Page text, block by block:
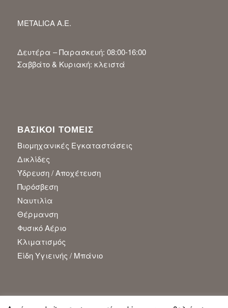
METALICA A.E.
Δευτέρα – Παρασκευή: 08:00-16:00
Σαββάτο & Κυριακή: κλειστά
ΒΑΣΙΚΟΙ ΤΟΜΕΙΣ
Βιομηχανικές Εγκαταστάσεις
Δικλίδες
Ύδρευση / Αποχέτευση
Πυρόσβεση
Ναυτιλία
Θέρμανση
Φυσικό Αέριο
Κλιματισμός
Είδη Υγιεινής / Μπάνιο